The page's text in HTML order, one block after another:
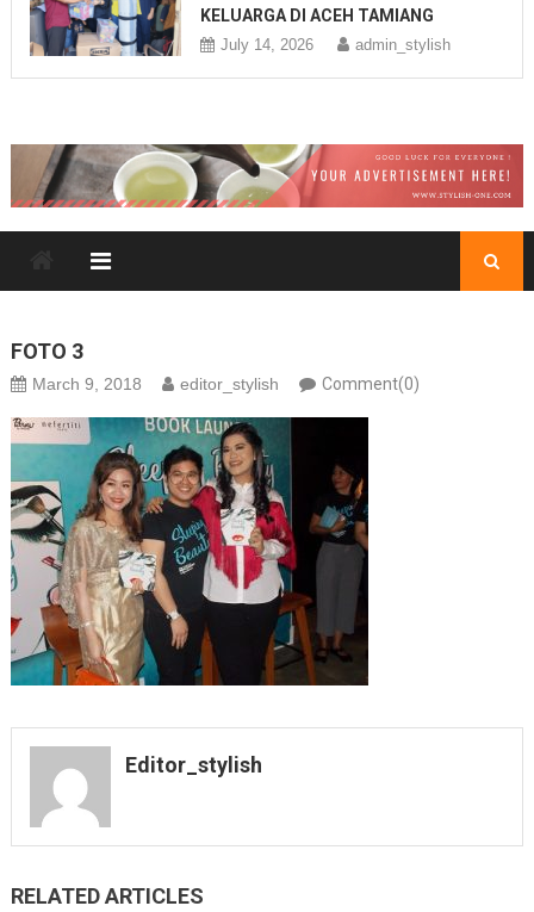
KELUARGA DI ACEH TAMIANG
July 14, 2026 admin_stylish
FOTO 3
March 9, 2018 editor_stylish Comment(0)
Editor_stylish
RELATED ARTICLES